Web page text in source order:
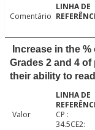
Comentário
Increase in the
Grades 2 and 4
their ability to
Valor
CP :
34.5CE2: